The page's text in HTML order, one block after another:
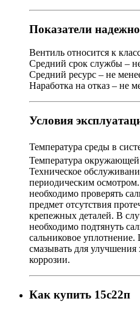
Показатели
Вентиль относится к
Средний срок службы –
Средний ресурс – не
Наработка на отказ – не
Условия
Температура среды в
Температура
Техническое
периодическим
необходимо проверять
предмет отсутствия
крепежных деталей. В
необходимо подтянуть
сальниковое
смазывать для
коррозии.
Как купить 15с22п